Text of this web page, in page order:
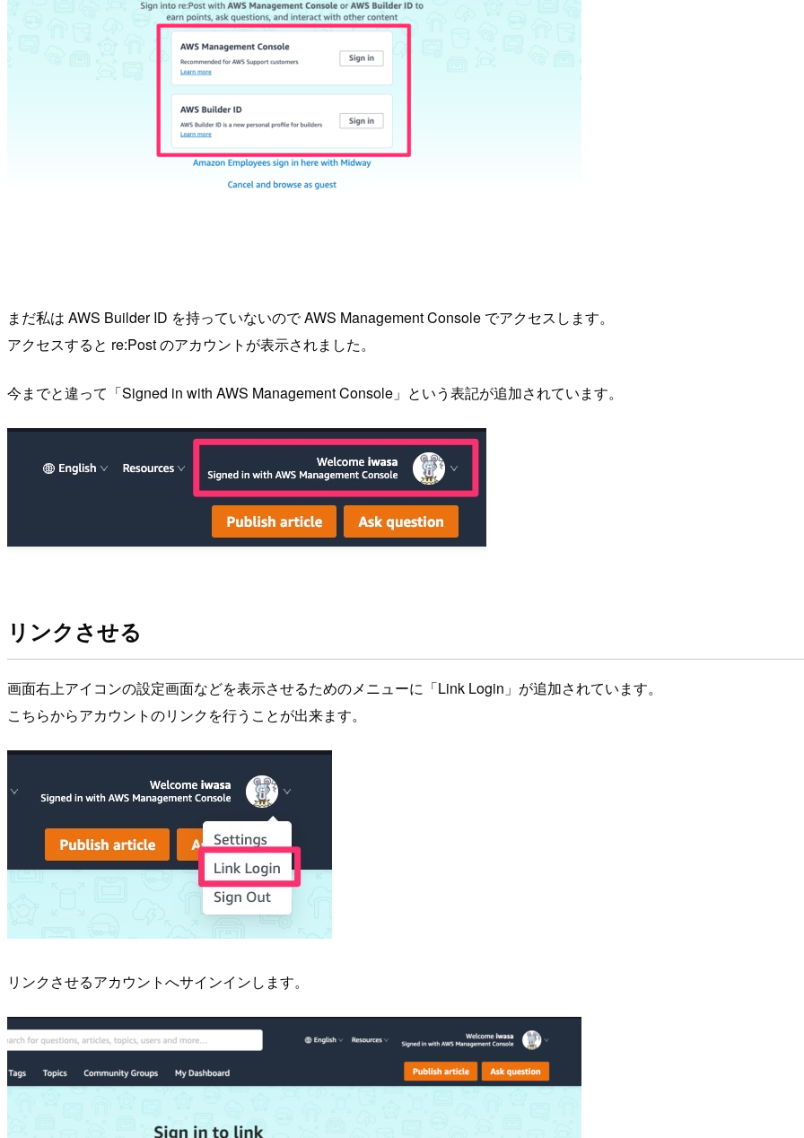
まだ私は AWS Builder ID を持っていないので AWS Management Console でアクセスします。
アクセスすると re:Post のアカウントが表示されました。
今までと違って「Signed in with AWS Management Console」という表記が追加されています。
リンクさせる
画面右上アイコンの設定画面などを表示させるためのメニューに「Link Login」が追加されています。
こちらからアカウントのリンクを行うことが出来ます。
リンクさせるアカウントへサインインします。